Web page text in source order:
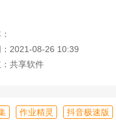
说的内容。
便及时阅读。
金币可以兑换喜欢的章节。
：2021-08-26 10:39
共享软件
作业精灵 抖音极速版